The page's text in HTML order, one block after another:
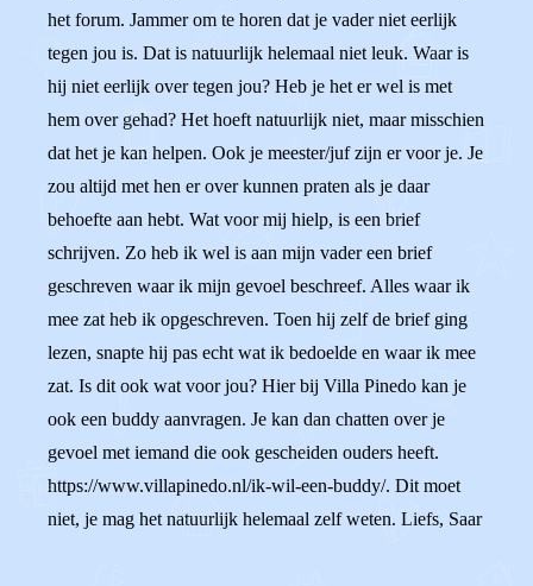
het forum. Jammer om te horen dat je vader niet eerlijk
tegen jou is. Dat is natuurlijk helemaal niet leuk. Waar is
hij niet eerlijk over tegen jou? Heb je het er wel is met
hem over gehad? Het hoeft natuurlijk niet, maar misschien
dat het je kan helpen. Ook je meester/juf zijn er voor je. Je
zou altijd met hen er over kunnen praten als je daar
behoefte aan hebt. Wat voor mij hielp, is een brief
schrijven. Zo heb ik wel is aan mijn vader een brief
geschreven waar ik mijn gevoel beschreef. Alles waar ik
mee zat heb ik opgeschreven. Toen hij zelf de brief ging
lezen, snapte hij pas echt wat ik bedoelde en waar ik mee
zat. Is dit ook wat voor jou? Hier bij Villa Pinedo kan je
ook een buddy aanvragen. Je kan dan chatten over je
gevoel met iemand die ook gescheiden ouders heeft.
https://www.villapinedo.nl/ik-wil-een-buddy/. Dit moet
niet, je mag het natuurlijk helemaal zelf weten. Liefs, Saar